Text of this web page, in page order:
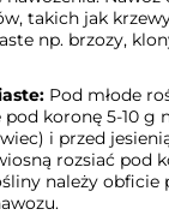
takich jak
np. brzozy,
Pod młode
koronę 5-10 g
i przed
rozsiać pod
należy obficie